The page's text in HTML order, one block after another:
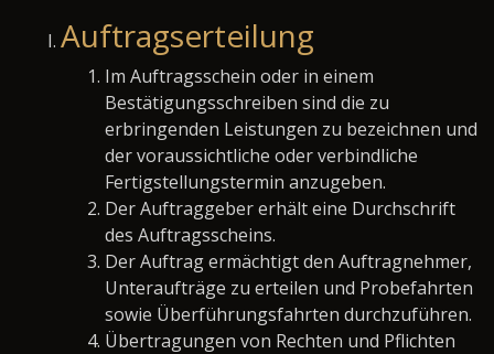
Auftragserteilung
Im Auftragsschein oder in einem
Bestätigungsschreiben sind die zu
erbringenden Leistungen zu bezeichnen und
der voraussichtliche oder verbindliche
Fertigstellungstermin anzugeben.
Der Auftraggeber erhält eine Durchschrift
des Auftragsscheins.
Der Auftrag ermächtigt den Auftragnehmer,
Unteraufträge zu erteilen und Probefahrten
sowie Überführungsfahrten durchzuführen.
Übertragungen von Rechten und Pflichten